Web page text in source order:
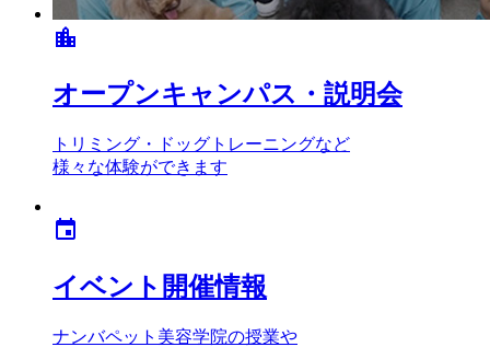
location_city
オープンキャンパス・説明会
トリミング・ドッグトレーニングなど
様々な体験ができます
event
イベント開催情報
ナンバペット美容学院の授業や